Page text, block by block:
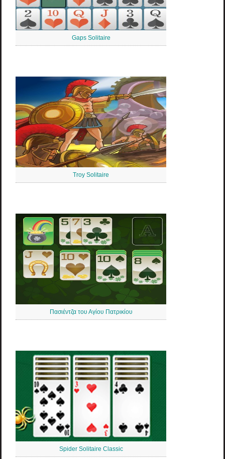
Gaps Solitaire
Troy Solitaire
Πασιέντζα του Αγίου Πατρικίου
Spider Solitaire Classic